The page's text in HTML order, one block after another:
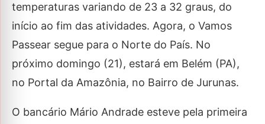
temperaturas variando de 23 a 32 graus, do
início ao fim das atividades. Agora, o Vamos
Passear segue para o Norte do País. No
próximo domingo (21), estará em Belém (PA),
no Portal da Amazônia, no Bairro de Jurunas.
O bancário Mário Andrade esteve pela primeira